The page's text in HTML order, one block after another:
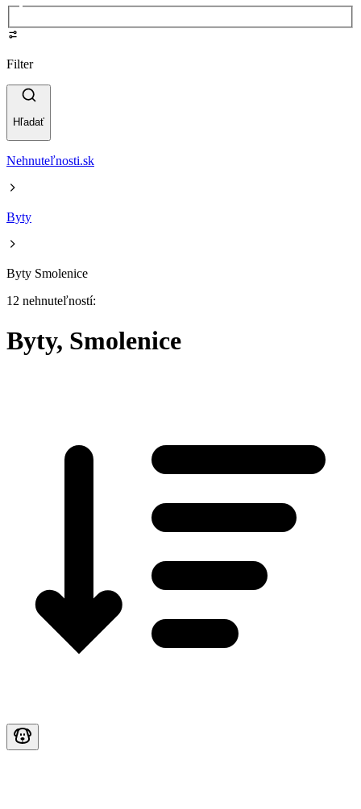
Filter
Hľadať
Nehnuteľnosti.sk
Byty
Byty Smolenice
12 nehnuteľností:
Byty, Smolenice